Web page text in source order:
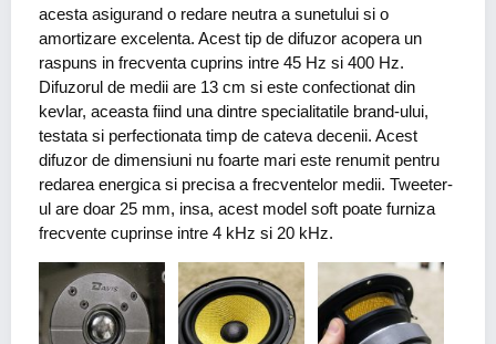
acesta asigurand o redare neutra a sunetului si o
amortizare excelenta. Acest tip de difuzor acopera un
raspuns in frecventa cuprins intre 45 Hz si 400 Hz.
Difuzorul de medii are 13 cm si este confectionat din
kevlar, aceasta fiind una dintre specialitatile brand-ului,
testata si perfectionata timp de cateva decenii. Acest
difuzor de dimensiuni nu foarte mari este renumit pentru
redarea energica si precisa a frecventelor medii. Tweeter-
ul are doar 25 mm, insa, acest model soft poate furniza
frecvente cuprinse intre 4 kHz si 20 kHz.